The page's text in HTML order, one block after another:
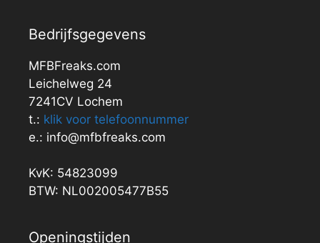
Bedrijfsgegevens
MFBFreaks.com
Leichelweg 24
7241CV Lochem
t.: klik voor telefoonnummer
e.: info@mfbfreaks.com
KvK: 54823099
BTW: NL002005477B55
Openingstijden